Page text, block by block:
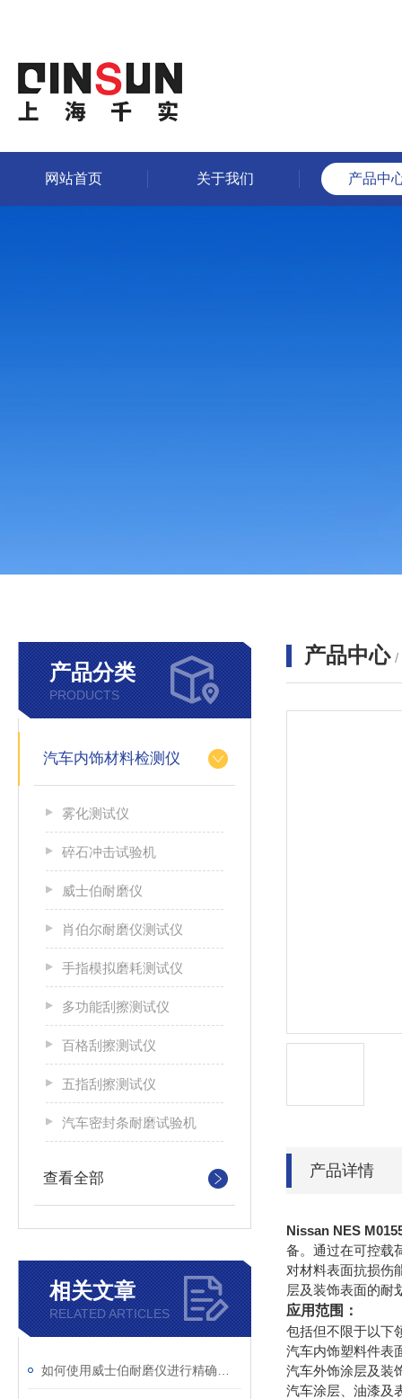
网站首页 关于我们 产品中
产品分类
PRODUCTS
汽车内饰材料检测仪
雾化测试仪
碎石冲击试验机
威士伯耐磨仪
肖伯尔耐磨仪测试仪
手指模拟磨耗测试仪
多功能刮擦测试仪
百格刮擦测试仪
五指刮擦测试仪
汽车密封条耐磨试验机
查看全部
相关文章
RELATED ARTICLES
产品中心 /
产品详情
Nissan NES
备。通过在可控载
对材料表面抗损伤
层及装饰表面的耐
应用范围：
包括但不限于以下
汽车内饰塑料件表
汽车外饰涂层及装
汽车涂层、油漆及